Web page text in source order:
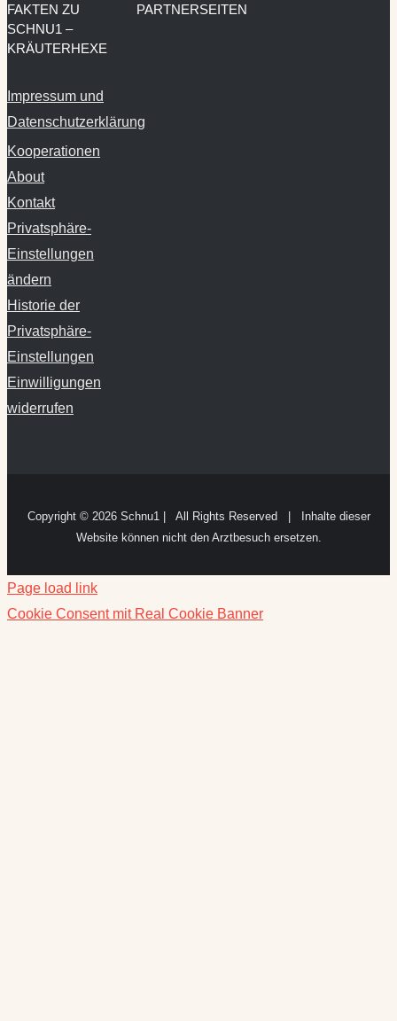
FAKTEN ZU
SCHNU1 –
KRÄUTERHEXE
Impressum und
Datenschutzerklärung
Kooperationen
About
Kontakt
Privatsphäre-
Einstellungen
ändern
Historie der
Privatsphäre-
Einstellungen
Einwilligungen
widerrufen
PARTNERSEITEN
Copyright © 2026 Schnu1 | All Rights Reserved | Inhalte dieser
Website können nicht den Arztbesuch ersetzen.
Page load link
Cookie Consent mit Real Cookie Banner